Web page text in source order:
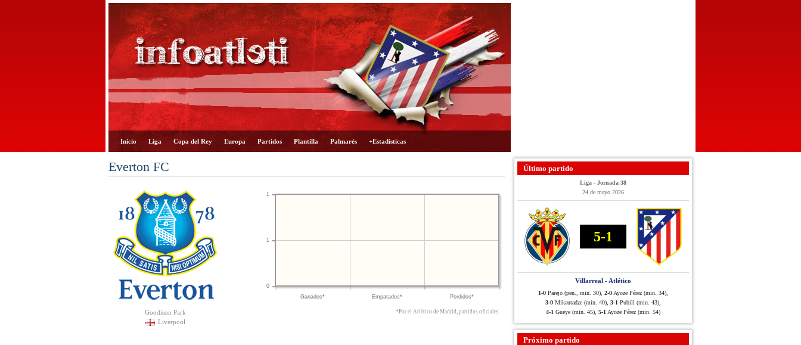
Inicio Liga Copa del Rey Europa Partidos Plantilla Palmarés +Estadísticas
Everton FC
Goodison Park
Liverpool
Ganados* Empatados* Perdidos*
0
1
1
*Por el Atlético de Madrid, partidos oficiales
Último partido
Liga - Jornada 38
24 de mayo 2026
5-1
Villarreal - Atlético
1-0 Parejo (pen., min. 30), 2-0 Ayoze Pérez (min. 34),
3-0 Mikautadze (min. 40), 3-1 Pubill (min. 43),
4-1 Gueye (min. 45), 5-1 Ayoze Pérez (min. 54)
Próximo partido